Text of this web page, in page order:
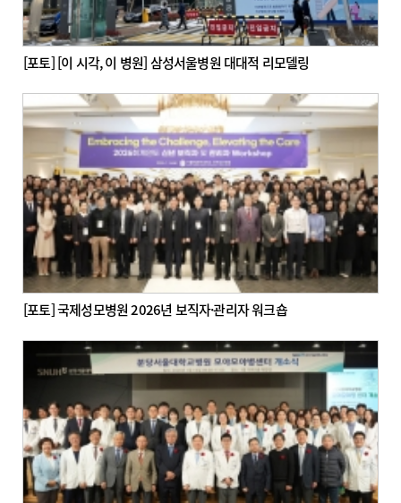
[포토] [이 시각, 이 병원] 삼성서울병원 대대적 리모델링
[포토] 국제성모병원 2026년 보직자·관리자 워크숍